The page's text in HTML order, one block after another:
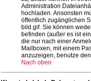
Administration
hochladen. Ansonsten
öffentlich zugänglichen
bild.gif. Sie können
befinden (außer es ist
die nur nach einer
Mailboxen, mit einem
anzuzeigen, benutze den
Nach oben